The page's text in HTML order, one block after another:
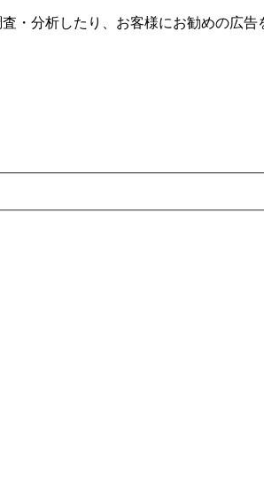
・分析したり、お客様にお勧めの広